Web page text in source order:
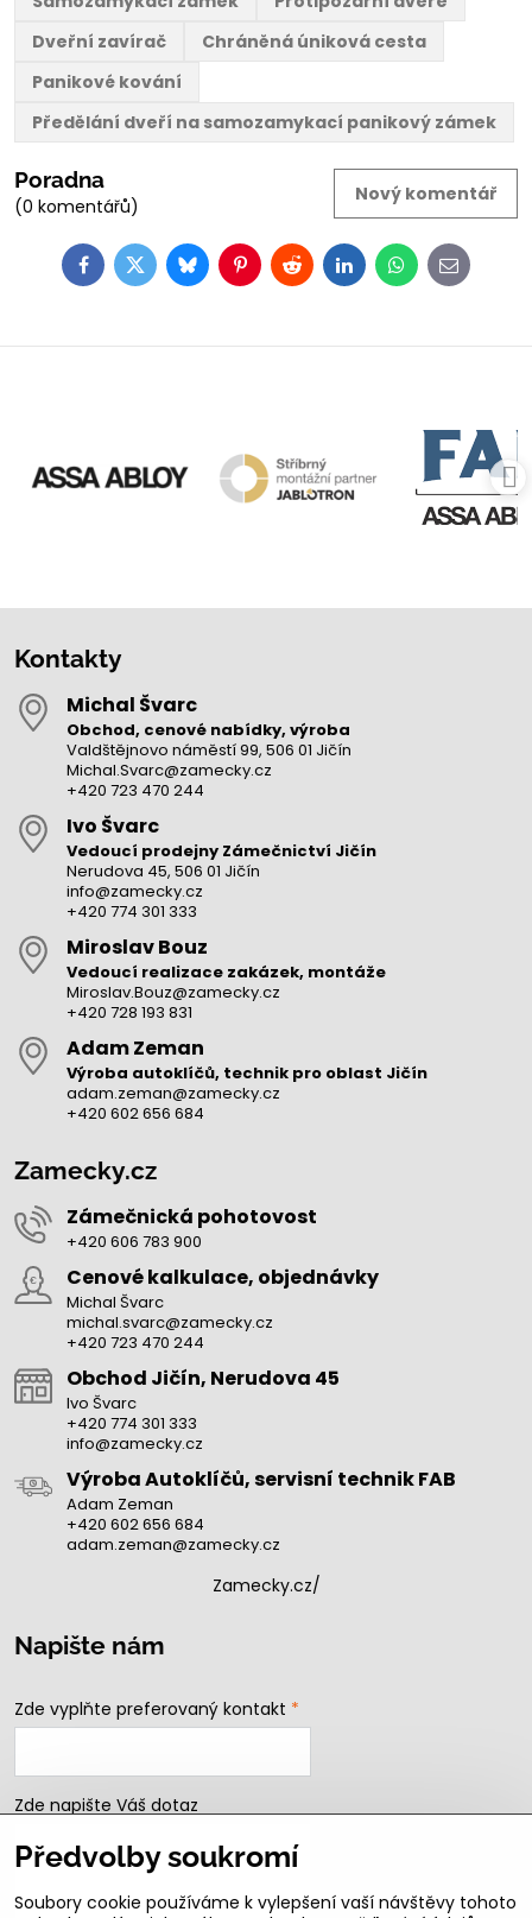
Dveřní zavírač
Chráněná úniková cesta
Panikové kování
Předělání dveří na samozamykací panikový zámek
Poradna
(0 komentářů)
Nový komentář
FacebookTwitterBlueskyPinterestRedditLinkedInWhatsApp
E-
mail
Kontakty
Michal Švarc
Obchod, cenové nabídky, výroba
Valdštějnovo náměstí 99, 506 01 Jičín
Michal.Svarc@zamecky.cz
+420 723 470 244
Ivo Švarc
Vedoucí prodejny Zámečnictví Jičín
Nerudova 45, 506 01 Jičín
info@zamecky.cz
+420 774 301 333
Miroslav Bouz
Vedoucí realizace zakázek, montáže
Miroslav.Bouz@zamecky.cz
+420 728 193 831
Adam Zeman
Výroba autoklíčů, technik pro oblast Jičín
adam.zeman@zamecky.cz
+420 602 656 684
Zamecky.cz
Zámečnická pohotovost
+420 606 783 900
Cenové kalkulace, objednávky
Michal Švarc
michal.svarc@zamecky.cz
+420 723 470 244
Obchod Jičín, Nerudova 45
Ivo Švarc
+420 774 301 333
info@zamecky.cz
Výroba Autoklíčů, servisní technik FAB
Adam Zeman
+420 602 656 684
adam.zeman@zamecky.cz
Zamecky.cz/
Napište nám
Zde vyplňte preferovaný kontakt *
Zde napište Váš dotaz
Předvolby soukromí
Soubory cookie používáme k vylepšení vaší návštěvy tohoto